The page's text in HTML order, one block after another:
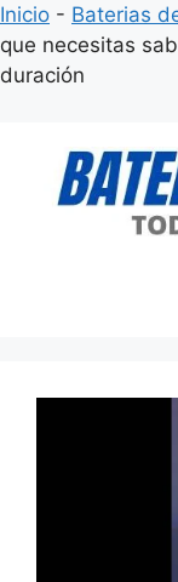
Inicio - Baterias
que necesitas
duración
contenido